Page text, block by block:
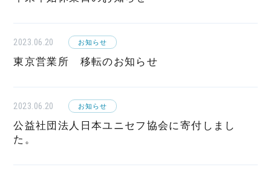
2023.06.20 お知らせ
東京営業所 移転のお知らせ
2023.06.20 お知らせ
公益社団法人日本ユニセフ協会に寄付しまし
た。